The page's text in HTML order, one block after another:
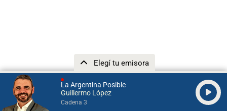
La Argentina Posible
Guillermo López
Cadena 3
Elegí tu emisora